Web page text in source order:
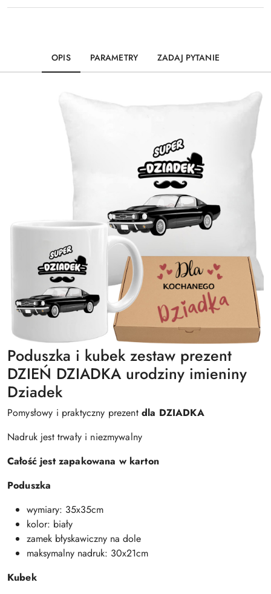
OPIS PARAMETRY ZADAJ PYTANIE
Poduszka i kubek zestaw prezent
DZIEŃ DZIADKA urodziny imieniny
Dziadek
Pomysłowy i praktyczny prezent dla DZIADKA
Nadruk jest trwały i niezmywalny
Całość jest zapakowana w karton
Poduszka
wymiary: 35x35cm
kolor: biały
zamek błyskawiczny na dole
maksymalny nadruk: 30x21cm
Kubek